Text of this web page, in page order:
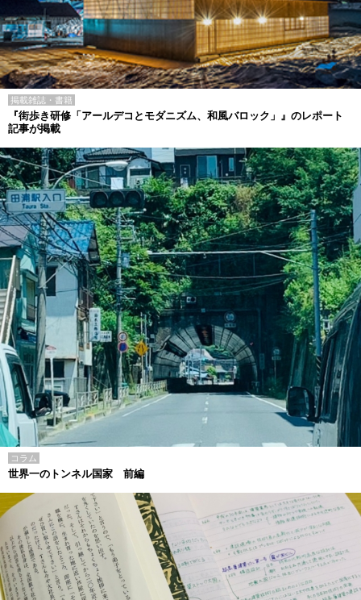
掲載雑誌・書籍
『街歩き研修「アールデコとモダニズム、和風バロック」』のレポート
記事が掲載
コラム
世界一のトンネル国家 前編